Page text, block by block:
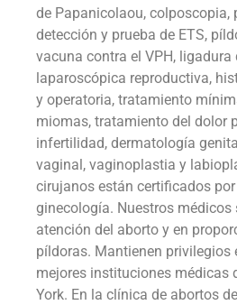
de Papanicolaou, colposcopia,
detección y prueba de ETS,
vacuna contra el VPH,
laparoscópica reproductiva,
y operatoria, tratamiento
miomas, tratamiento del dolor
infertilidad, dermatología
vaginal, vaginoplastia y
cirujanos están certificados
ginecología. Nuestros médicos
atención del aborto y en
píldoras. Mantienen privilegios
mejores instituciones médicas
York. En la clínica de abortos